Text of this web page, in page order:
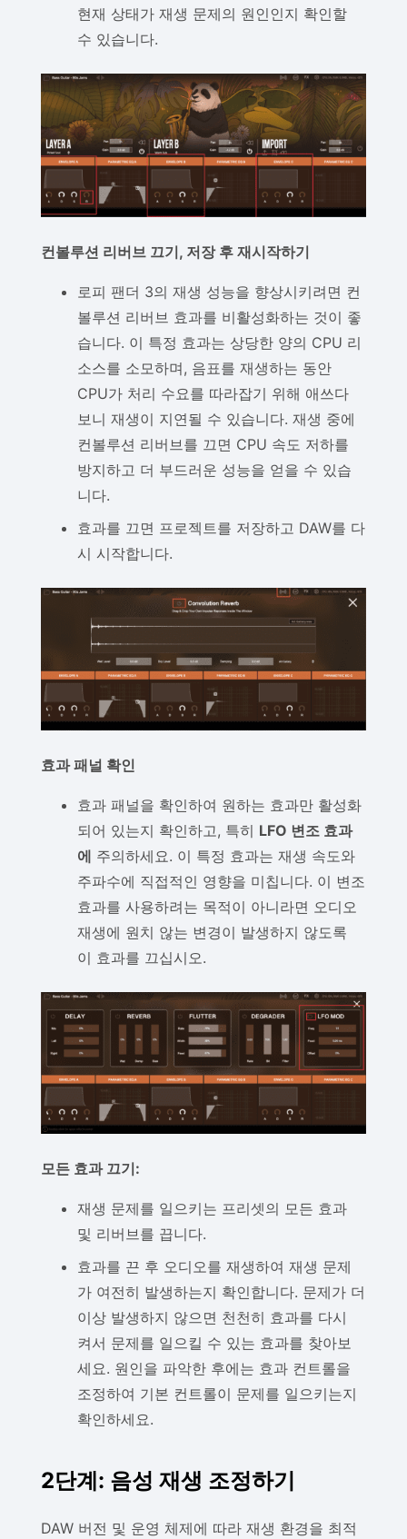
현재 상태가 재생 문제의 원인인지 확인할
수 있습니다.
컨볼루션 리버브 끄기, 저장 후 재시작하기
로피 팬더 3의 재생 성능을 향상시키려면 컨
볼루션 리버브 효과를 비활성화하는 것이 좋
습니다. 이 특정 효과는 상당한 양의 CPU 리
소스를 소모하며, 음표를 재생하는 동안
CPU가 처리 수요를 따라잡기 위해 애쓰다
보니 재생이 지연될 수 있습니다. 재생 중에
컨볼루션 리버브를 끄면 CPU 속도 저하를
방지하고 더 부드러운 성능을 얻을 수 있습
니다.
효과를 끄면 프로젝트를 저장하고 DAW를 다
시 시작합니다.
효과 패널 확인
효과 패널을 확인하여 원하는 효과만 활성화
되어 있는지 확인하고, 특히 LFO 변조 효과
에 주의하세요. 이 특정 효과는 재생 속도와
주파수에 직접적인 영향을 미칩니다. 이 변조
효과를 사용하려는 목적이 아니라면 오디오
재생에 원치 않는 변경이 발생하지 않도록
이 효과를 끄십시오.
모든 효과 끄기:
재생 문제를 일으키는 프리셋의 모든 효과
및 리버브를 끕니다.
효과를 끈 후 오디오를 재생하여 재생 문제
가 여전히 발생하는지 확인합니다. 문제가 더
이상 발생하지 않으면 천천히 효과를 다시
켜서 문제를 일으킬 수 있는 효과를 찾아보
세요. 원인을 파악한 후에는 효과 컨트롤을
조정하여 기본 컨트롤이 문제를 일으키는지
확인하세요.
2단계: 음성 재생 조정하기
DAW 버전 및 운영 체제에 따라 재생 환경을 최적